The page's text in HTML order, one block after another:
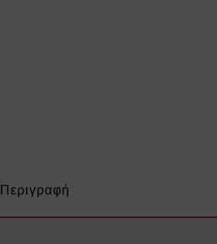
Περιγραφή